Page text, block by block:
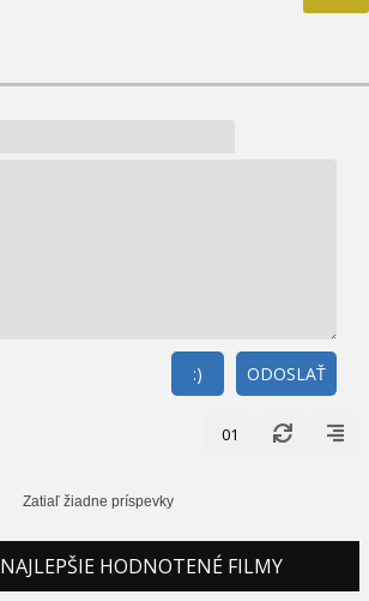
ODOSLAŤ
:)
01
Zatiaľ žiadne príspevky
NAJLEPŠIE HODNOTENÉ FILMY